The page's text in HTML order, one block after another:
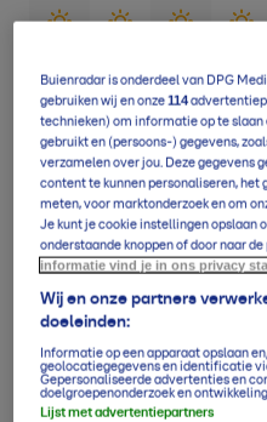
10d 11d 13d 15d
Buienradar is onderdeel van DPG
gebruiken wij en onze114
technieken) om informatie op te slaan
gebruikt en (persoons-) gegevens,
verzamelen over jou. Deze gegevens
content te kunnen personaliseren,
meten, voor marktonderzoek en om
Je kunt je cookie instellingen opslaan
onderstaande knoppen of door naar
informatie vind je in ons privacy
Wij en onze partners
doeleinden:
Informatie op een apparaat opslaan
geolocatiegegevens en identificatie
Gepersonaliseerde advertenties en
doelgroepenonderzoek en
Lijst met advertentiepartners